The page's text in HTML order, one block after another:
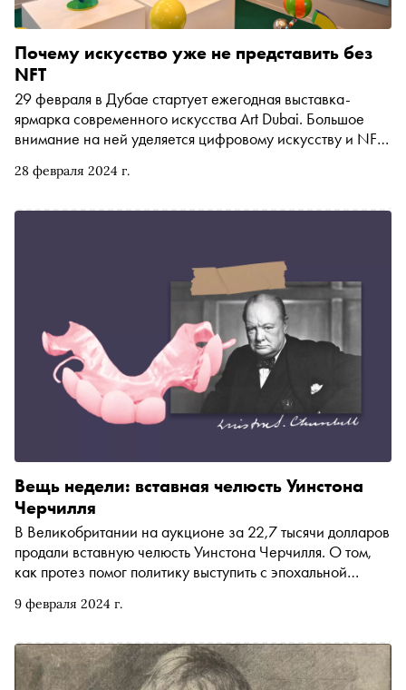
28 февраля 2024 г.
Почему искусство уже не представить без
NFT
29 февраля в Дубае стартует ежегодная выставка-
ярмарка современного искусства Art Dubai. Большое
внимание на ней уделяется цифровому искусству и NFT:
паблик-ток, посвященный месту NFT-арта в цифровом
сооснователь консалтингового бюро Digital & Analogue
Екатерина Смирнова и куратор ​​платформы IOGINALITY
9 февраля 2024 г.
Вещь недели: вставная челюсть Уинстона
Черчилля
В Великобритании на аукционе за 22,7 тысячи долларов
продали вставную челюсть Уинстона Черчилля. О том,
как протез помог политику выступить с эпохальной
зубами — в материале «Сноба»